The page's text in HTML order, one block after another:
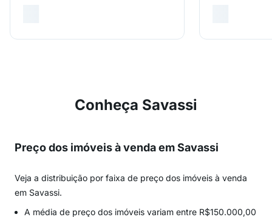
Conheça Savassi
Preço dos imóveis à venda em Savassi
Veja a distribuição por faixa de preço dos imóveis à venda
em Savassi.
A média de preço dos imóveis variam entre R$150.000,00